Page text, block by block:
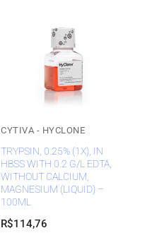
CYTIVA - HYCLONE
TRYPSIN, 0.25% (1X), IN
HBSS WITH 0.2 G/L EDTA,
WITHOUT CALCIUM,
MAGNESIUM (LIQUID) –
100ML
R$114,76